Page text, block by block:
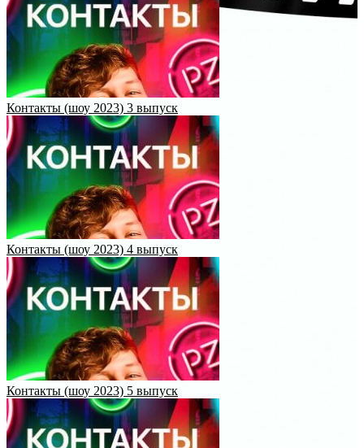
Контакты (шоу 2023) 3 выпуск
Контакты (шоу 2023) 4 выпуск
Контакты (шоу 2023) 5 выпуск